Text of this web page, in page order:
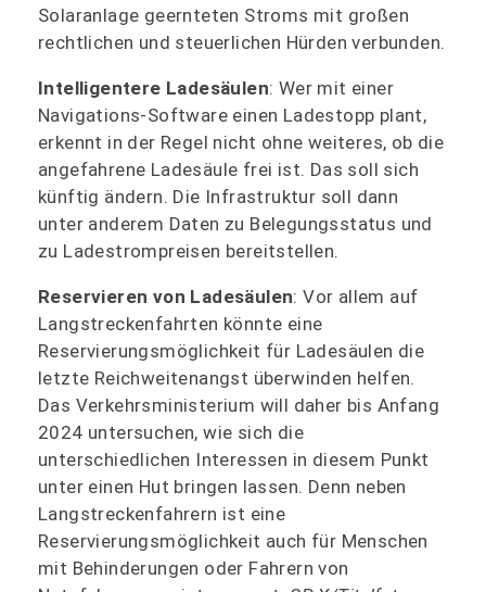
Solaranlage geernteten Stroms mit großen
rechtlichen und steuerlichen Hürden verbunden.
Intelligentere Ladesäulen: Wer mit einer
Navigations-Software einen Ladestopp plant,
erkennt in der Regel nicht ohne weiteres, ob die
angefahrene Ladesäule frei ist. Das soll sich
künftig ändern. Die Infrastruktur soll dann
unter anderem Daten zu Belegungsstatus und
zu Ladestrompreisen bereitstellen.
Reservieren von Ladesäulen: Vor allem auf
Langstreckenfahrten könnte eine
Reservierungsmöglichkeit für Ladesäulen die
letzte Reichweitenangst überwinden helfen.
Das Verkehrsministerium will daher bis Anfang
2024 untersuchen, wie sich die
unterschiedlichen Interessen in diesem Punkt
unter einen Hut bringen lassen. Denn neben
Langstreckenfahrern ist eine
Reservierungsmöglichkeit auch für Menschen
mit Behinderungen oder Fahrern von